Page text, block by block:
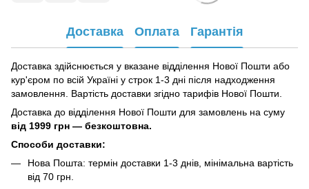
Доставка Оплата Гарантія
Доставка здійснюється у вказане відділення Нової Пошти або
кур'єром по всій Україні у строк 1-3 дні після надходження
замовлення. Вартість доставки згідно тарифів Нової Пошти.
Доставка до відділення Нової Пошти для замовлень на суму
від 1999 грн — безкоштовна.
Способи доставки:
Нова Пошта: термін доставки 1-3 днів, мінімальна вартість
від 70 грн.